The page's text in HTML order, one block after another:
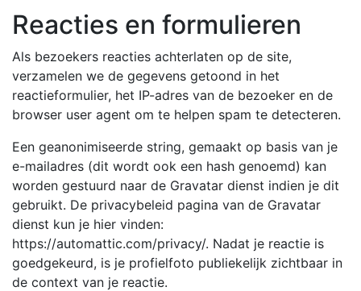
Reacties en formulieren
Als bezoekers reacties achterlaten op de site,
verzamelen we de gegevens getoond in het
reactieformulier, het IP-adres van de bezoeker en de
browser user agent om te helpen spam te detecteren.
Een geanonimiseerde string, gemaakt op basis van je
e-mailadres (dit wordt ook een hash genoemd) kan
worden gestuurd naar de Gravatar dienst indien je dit
gebruikt. De privacybeleid pagina van de Gravatar
dienst kun je hier vinden:
https://automattic.com/privacy/. Nadat je reactie is
goedgekeurd, is je profielfoto publiekelijk zichtbaar in
de context van je reactie.